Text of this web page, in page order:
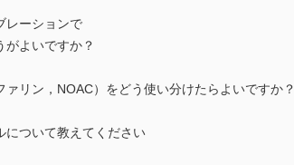
レーションで
よいですか？
リン，NOAC）をどう使い分けたらよいですか？
について教えてください